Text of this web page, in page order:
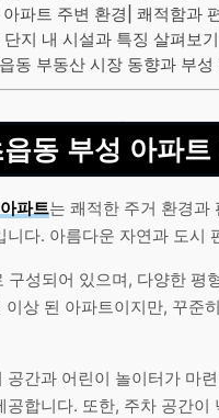
파트 주변 환경| 쾌적함과
지 내 시설과 특징 살펴보기
동 부동산 시장 동향과 부성
동 부성 아파
파트는 쾌적한 주거 환경과
니다. 아름다운 자연과 도시
구성되어 있으며, 다양한 평
상 된 아파트이지만, 꾸준
공간과 어린이 놀이터가 마
공합니다. 또한, 주차 공간